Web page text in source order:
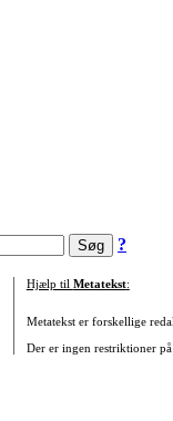
?
Hjælp til Metatekst:
Metatekst er forskellige
Der er ingen restriktioner